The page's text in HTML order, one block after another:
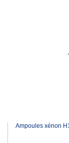
Ampoules xénon